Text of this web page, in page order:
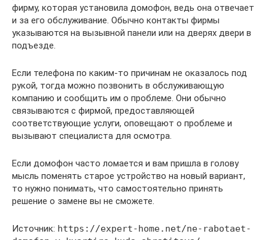
фирму, которая установила домофон, ведь она отвечает
и за его обслуживание. Обычно контакты фирмы
указываются на вызывной панели или на дверях двери в
подъезде.
Если телефона по каким-то причинам не оказалось под
рукой, тогда можно позвонить в обслуживающую
компанию и сообщить им о проблеме. Они обычно
связываются с фирмой, предоставляющей
соответствующие услуги, оповещают о проблеме и
вызывают специалиста для осмотра.
Если домофон часто ломается и вам пришла в голову
мысль поменять старое устройство на новый вариант,
то нужно понимать, что самостоятельно принять
решение о замене вы не сможете.
Источник: https://expert-home.net/ne-rabotaet-